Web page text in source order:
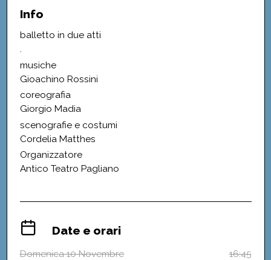
Info
balletto in due atti
.
musiche
Gioachino Rossini
coreografia
Giorgio Madia
scenografie e costumi
Cordelia Matthes
Organizzatore
Antico Teatro Pagliano
Date e orari
Domenica 10 Novembre 16:45